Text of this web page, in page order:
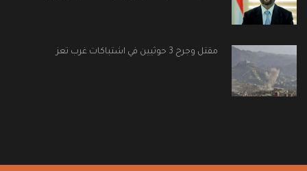
مقتل وجرح 3 حوثيين في اشتباكات غرب تعز